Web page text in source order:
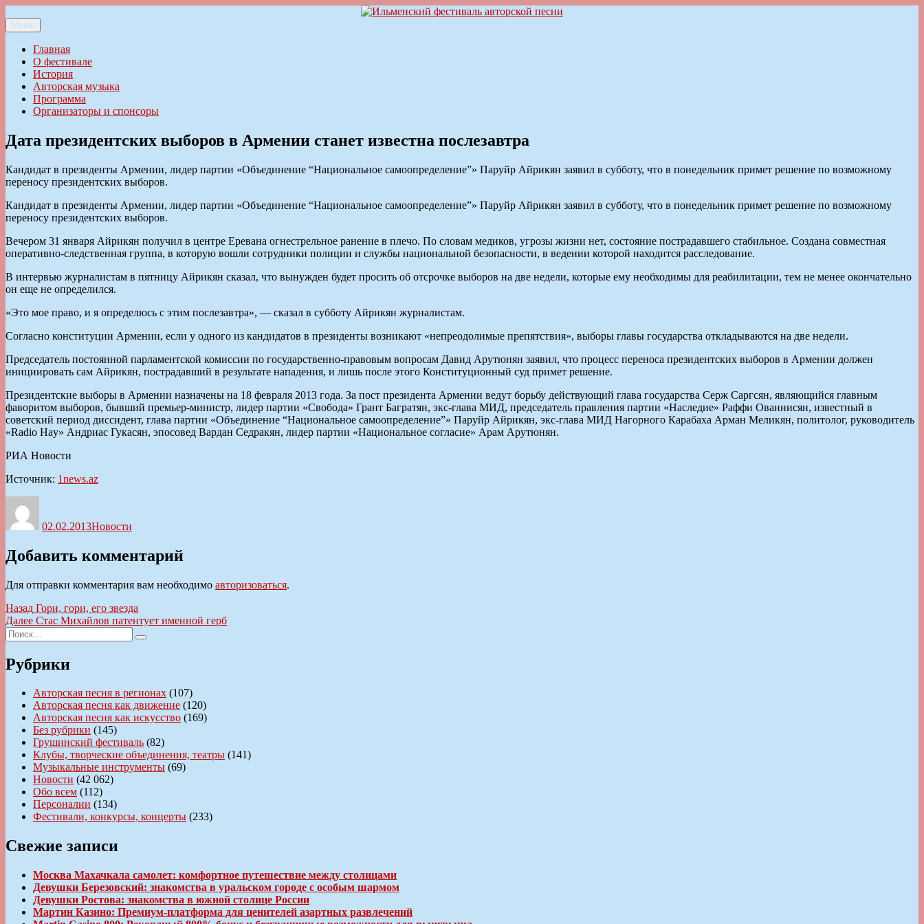
к
содержимому
Ильменский фестиваль авторской песни
Меню
Главная
О фестивале
История
Авторская музыка
Программа
Организаторы и спонсоры
Дата президентских выборов в Армении станет известна послезавтра
Кандидат в президенты Армении, лидер партии «Объединение “Национальное самоопределение”» Паруйр Айрикян заявил в субботу, что в понедельник примет решение по возможному
переносу президентских выборов.
Кандидат в президенты Армении, лидер партии «Объединение “Национальное самоопределение”» Паруйр Айрикян заявил в субботу, что в понедельник примет решение по возможному
переносу президентских выборов.
Вечером 31 января Айрикян получил в центре Еревана огнестрельное ранение в плечо. По словам медиков, угрозы жизни нет, состояние пострадавшего стабильное. Создана совместная
оперативно-следственная группа, в которую вошли сотрудники полиции и службы национальной безопасности, в ведении которой находится расследование.
В интервью журналистам в пятницу Айрикян сказал, что вынужден будет просить об отсрочке выборов на две недели, которые ему необходимы для реабилитации, тем не менее окончательно
он еще не определился.
«Это мое право, и я определюсь с этим послезавтра», — сказал в субботу Айрикян журналистам.
Согласно конституции Армении, если у одного из кандидатов в президенты возникают «непреодолимые препятствия», выборы главы государства откладываются на две недели.
Председатель постоянной парламентской комиссии по государственно-правовым вопросам Давид Арутюнян заявил, что процесс переноса президентских выборов в Армении должен
инициировать сам Айрикян, пострадавший в результате нападения, и лишь после этого Конституционный суд примет решение.
Президентские выборы в Армении назначены на 18 февраля 2013 года. За пост президента Армении ведут борьбу действующий глава государства Серж Саргсян, являющийся главным
фаворитом выборов, бывший премьер-министр, лидер партии «Свобода» Грант Багратян, экс-глава МИД, председатель правления партии «Наследие» Раффи Ованнисян, известный в
советский период диссидент, глава партии «Объединение “Национальное самоопределение”» Паруйр Айрикян, экс-глава МИД Нагорного Карабаха Арман Меликян, политолог, руководитель
«Radio Hay» Андриас Гукасян, эпосовед Вардан Седракян, лидер партии «Национальное согласие» Арам Арутюнян.
РИА Новости
Источник: 1news.az
02.02.2013Новости
Добавить комментарий
Для отправки комментария вам необходимо авторизоваться.
Навигация
по
записям
Назад Предыдущая
запись:
Гори, гори, его звезда
Далее Следующая
Стас Михайлов патентует именной герб
Искать:
Поиск
Рубрики
Авторская песня в регионах (107)
Авторская песня как движение (120)
Авторская песня как искусство (169)
Без рубрики (145)
Грушинский фестиваль (82)
Клубы, творческие объединения, театры (141)
Музыкальные инструменты (69)
Новости (42 062)
Обо всем (112)
Персоналии (134)
Фестивали, конкурсы, концерты (233)
Свежие записи
Москва Махачкала самолет: комфортное путешествие между столицами
Девушки Березовский: знакомства в уральском городе с особым шармом
Девушки Ростова: знакомства в южной столице России
Мартин Казино: Премиум-платформа для ценителей азартных развлечений